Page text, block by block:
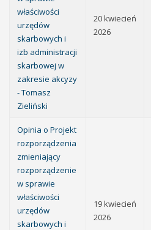
właściwości
urzędów
skarbowych i
izb administracji
skarbowej w
zakresie akcyzy
- Tomasz
Zieliński
20 kwiecień
2026
Opinia o Projekt
rozporządzenia
zmieniający
rozporządzenie
w sprawie
właściwości
urzędów
skarbowych i
19 kwiecień
2026